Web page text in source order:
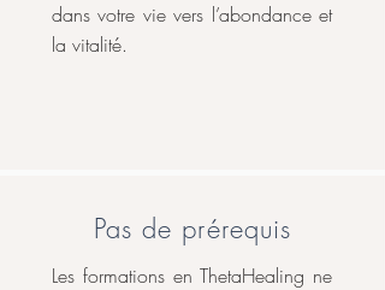
dans votre vie vers l’abondance et
la vitalité.
Pas de prérequis
Les formations en ThetaHealing ne